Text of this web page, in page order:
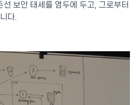
선 보안 태세를 염두에 두고, 그로부터
다.